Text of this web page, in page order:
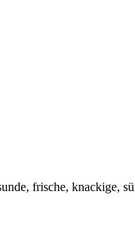
frische, knackige,